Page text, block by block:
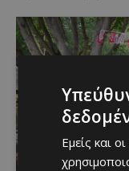
Εμείς και